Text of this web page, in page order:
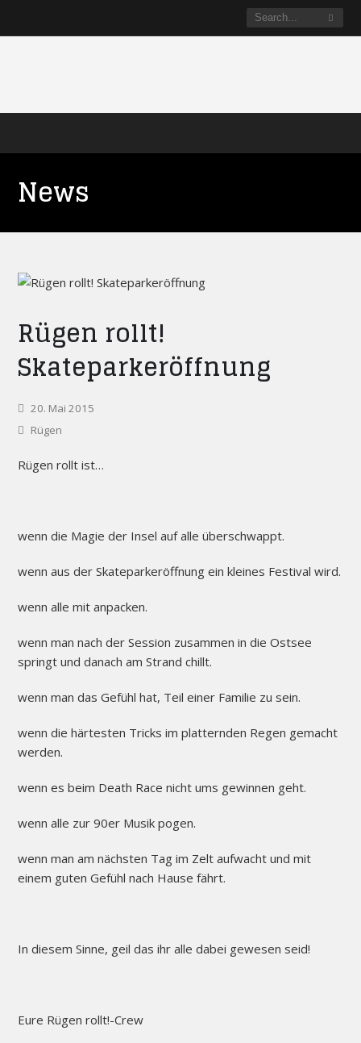
News
Rügen rollt!
Skateparkeröffnung
20. Mai 2015
Rügen
Rügen rollt ist…
wenn die Magie der Insel auf alle überschwappt.
wenn aus der Skateparkeröffnung ein kleines Festival wird.
wenn alle mit anpacken.
wenn man nach der Session zusammen in die Ostsee
springt und danach am Strand chillt.
wenn man das Gefühl hat, Teil einer Familie zu sein.
wenn die härtesten Tricks im platternden Regen gemacht
werden.
wenn es beim Death Race nicht ums gewinnen geht.
wenn alle zur 90er Musik pogen.
wenn man am nächsten Tag im Zelt aufwacht und mit
einem guten Gefühl nach Hause fährt.
In diesem Sinne, geil das ihr alle dabei gewesen seid!
Eure Rügen rollt!-Crew